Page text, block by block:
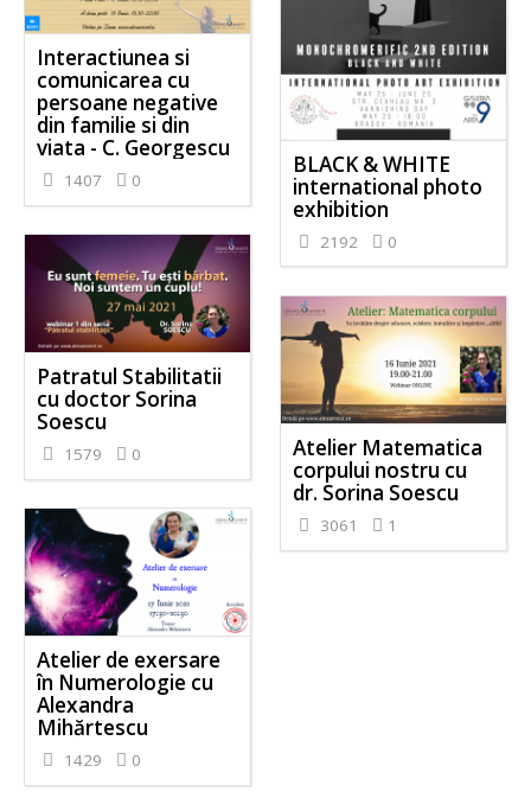
BLACK & WHITE
international photo
exhibition
2192 0
Interactiunea si
comunicarea cu
persoane negative
din familie si din
viata - C. Georgescu
1407 0
Patratul Stabilitatii
cu doctor Sorina
Soescu
1579 0
Atelier Matematica
corpului nostru cu
dr. Sorina Soescu
3061 1
Atelier de exersare
în Numerologie cu
Alexandra
Mihărtescu
1429 0